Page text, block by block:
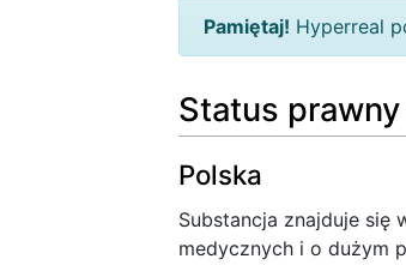
Pamiętaj! Hyperreal
Status
Polska
Substancja znajduje
medycznych i o dużym